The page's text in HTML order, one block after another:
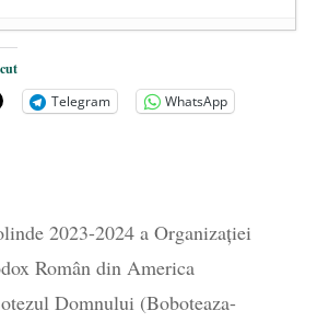
cutremurătoare despre
Ucrainei, Volodymyr
- 13 mai 2026
servește Națiunea
Goga, înlăturat din Iași
2026
Telegram
WhatsApp
2023-2024 a Organizației
Român din America
Domnului (Boboteaza-